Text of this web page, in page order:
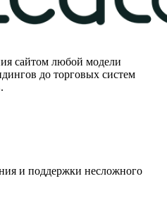
сайтом любой модели
до торговых систем
и поддержки несложного